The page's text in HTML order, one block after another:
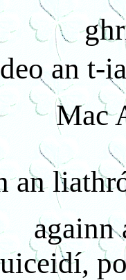
an t-
Mac
an
againn